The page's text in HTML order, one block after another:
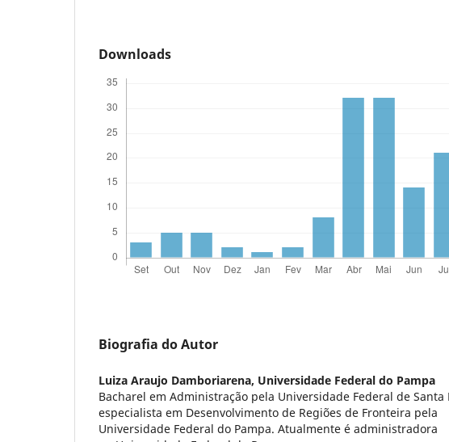
Downloads
Biografia do Autor
Luiza Araujo Damboriarena, Universidade Federal do Pampa
Bacharel em Administração pela Universidade Federal de Santa
especialista em Desenvolvimento de Regiões de Fronteira pela
Universidade Federal do Pampa. Atualmente é administradora